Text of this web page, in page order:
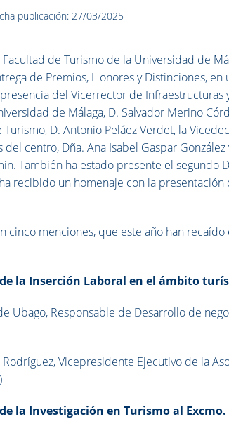
publicación: 27/03/2025
Facultad de Turismo de la Universidad de
de Premios, Honores y Distinciones,
del Vicerrector de Infraestructuras
de Málaga, D. Salvador Merino
Turismo, D. Antonio Peláez Verdet, la
centro, Dña. Ana Isabel Gaspar
También ha estado presente el segundo
recibido un homenaje con la
cinco menciones, que este año han recaído
la Inserción Laboral en el ámbito
Ubago, Responsable de Desarrollo de
Vicepresidente Ejecutivo de la
la Investigación en Turismo al Excmo.